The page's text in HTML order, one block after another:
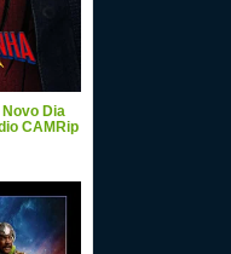
Dia
CAMRip